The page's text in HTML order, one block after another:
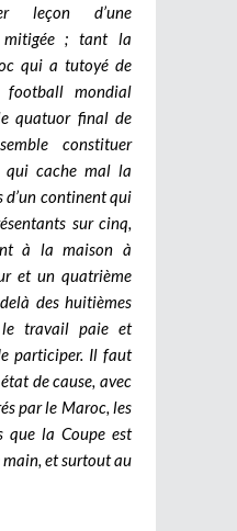
leçon d’une
; tant la
qui a tutoyé de
football mondial
quatuor final de
constituer
qui cache mal la
d’un continent qui
sur cinq,
à la maison à
et un quatrième
des huitièmes
travail paie et
participer. Il faut
de cause, avec
par le Maroc, les
que la Coupe est
et surtout au